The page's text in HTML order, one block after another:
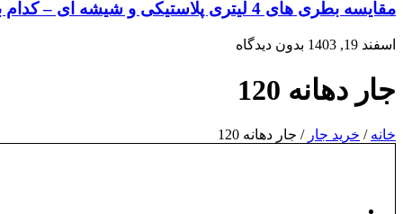
مقایسه بطری های 4 لیتری پلاستیکی و شیشه ای – کدام بهتر است؟
اسفند 19, 1403 بدون دیدگاه
جار دهانه 120
خانه / خرید جار / جار دهانه 120